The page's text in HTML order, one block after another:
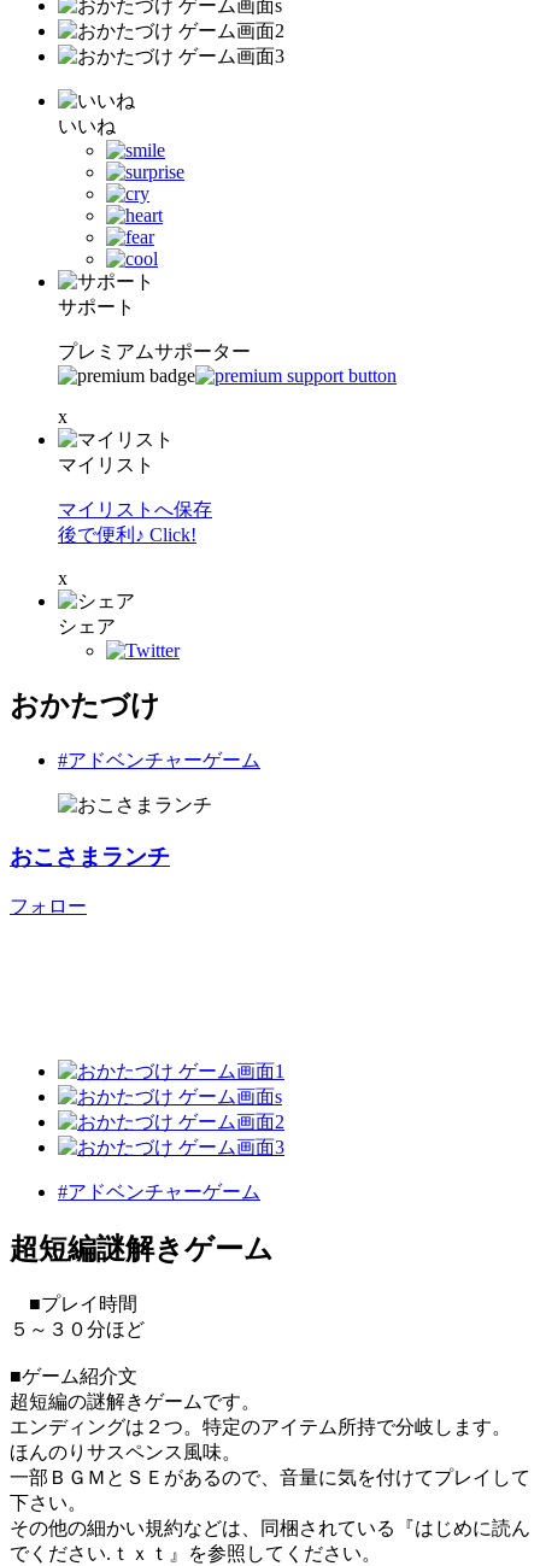
いいね
サポート
プレミアムサポーター
x
マイリスト
マイリストへ保存
後で便利♪ Click!
x
シェア
おかたづけ
#アドベンチャーゲーム
おこさまランチ
フォロー
#アドベンチャーゲーム
超短編謎解きゲーム
■プレイ時間
５～３０分ほど
■ゲーム紹介文
超短編の謎解きゲームです。
エンディングは２つ。特定のアイテム所持で分岐します。
ほんのりサスペンス風味。
一部ＢＧＭとＳＥがあるので、音量に気を付けてプレイして
下さい。
その他の細かい規約などは、同梱されている『はじめに読ん
でください.ｔｘｔ』を参照してください。